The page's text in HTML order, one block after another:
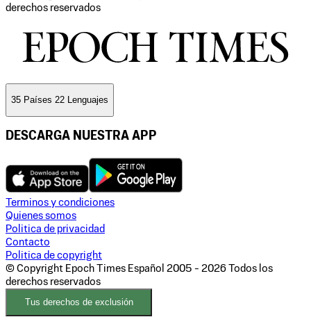
derechos reservados
35 Países 22 Lenguajes
DESCARGA NUESTRA APP
Terminos y condiciones
Quienes somos
Politica de privacidad
Contacto
Politica de copyright
© Copyright Epoch Times Español 2005 - 2026 Todos los
derechos reservados
Tus derechos de exclusión